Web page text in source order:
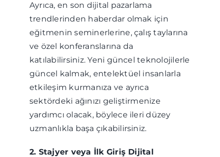
Ayrıca, en son dijital pazarlama
trendlerinden haberdar olmak için
eğitmenin seminerlerine, çalış taylarına
ve özel konferanslarına da
katılabilirsiniz. Yeni güncel teknolojilerle
güncel kalmak, entelektüel insanlarla
etkileşim kurmanıza ve ayrıca
sektördeki ağınızı geliştirmenize
yardımcı olacak, böylece ileri düzey
uzmanlıkla başa çıkabilirsiniz.
2. Stajyer veya İlk Giriş Dijital